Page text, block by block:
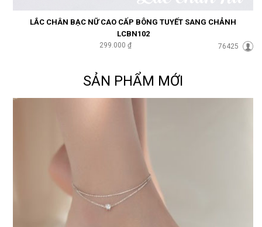
LẮC CHÂN BẠC NỮ CAO CẤP BÔNG TUYẾT SANG CHẢNH
LCBN102
299.000 ₫ 76425
SẢN PHẨM MỚI